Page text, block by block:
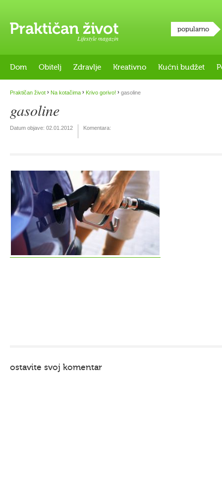
Lifestyle magazin
popularno
Dom Obitelj Zdravlje Kreativno Kućni budžet
Praktičan život › Na kotačima › Krivo gorivo! › gasoline
gasoline
Datum objave: 02.01.2012 Komentara:
ostavite svoj komentar